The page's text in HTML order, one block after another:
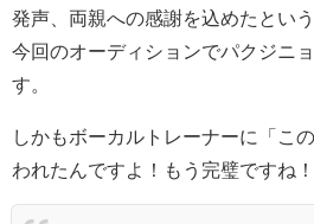
発声、両親への感謝を込めたとい
今回のオーディションでパクジニ
す。
しかもボーカルトレーナーに「こ
われたんですよ！もう完璧ですね！